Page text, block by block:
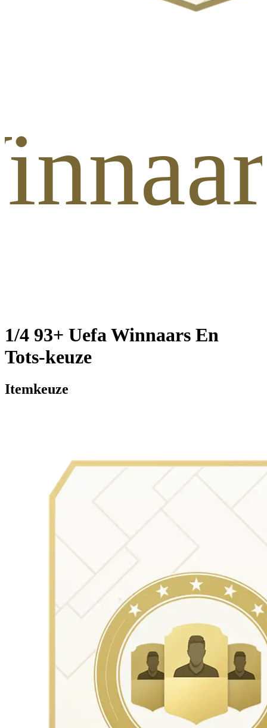
1/4 93+ Uefa Winnaars En
Tots-keuze
Itemkeuze